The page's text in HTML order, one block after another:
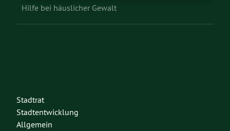
Hilfe bei häuslicher Gewalt
Stadtrat
Stadtentwicklung
Allgemein